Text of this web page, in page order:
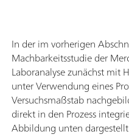
In der im vorherigen
Machbarkeitsstudie der
Laboranalyse zunächst mit
unter Verwendung eines
Versuchsmaßstab
direkt in den Prozess
Abbildung unten dargestellt